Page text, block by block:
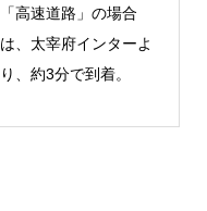
「高速道路」の場合
は、太宰府インターよ
り、約3分で到着。